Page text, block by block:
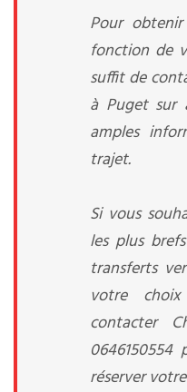
Pour
fonction de
suffit de
à Puget sur
amples
trajet.
Si vous
les plus
transferts
votre
contacter
réserver